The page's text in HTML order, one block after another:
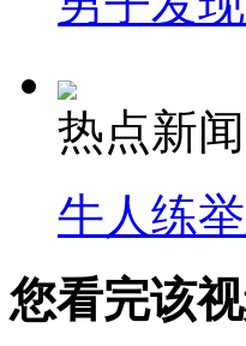
热点新闻
牛人练
您看完该